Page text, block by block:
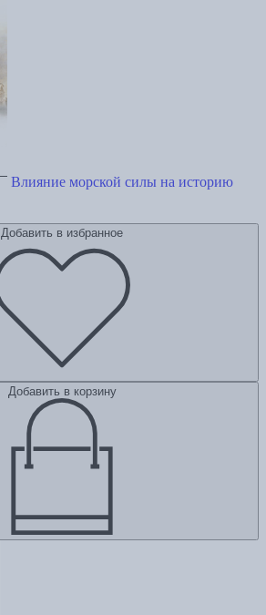
Влияние морской силы на историю
Добавить в избранное
Добавить в корзину